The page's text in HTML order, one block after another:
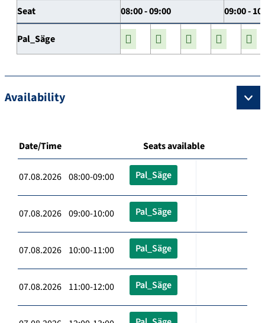
Seat 08:00 - 09:00 09:00 -
Pal_Säge
Availability
Date/Time Seats available
07.08.2026 08:00-09:00 Pal_Säge
07.08.2026 09:00-10:00 Pal_Säge
07.08.2026 10:00-11:00 Pal_Säge
07.08.2026 11:00-12:00 Pal_Säge